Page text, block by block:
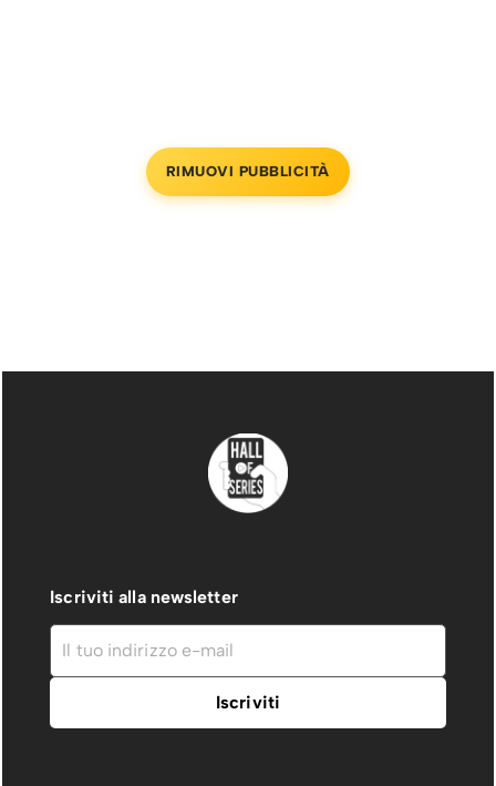
RIMUOVI PUBBLICITÀ
Iscriviti alla newsletter